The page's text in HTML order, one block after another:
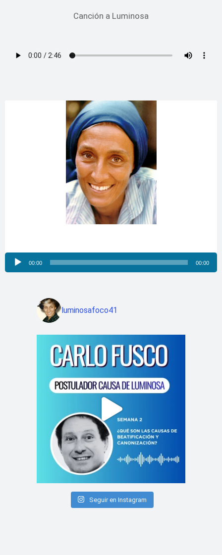
Canción a Luminosa
Reproductor
de
00:00 00:00
luminosafoco41
Seguir en Instagram